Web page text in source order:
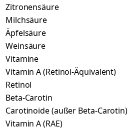
Zitronensäure
Milchsäure
Äpfelsäure
Weinsäure
Vitamine
Vitamin A (Retinol-Äquivalent)
Retinol
Beta-Carotin
Carotinoide (außer Beta-Carotin)
Vitamin A (RAE)